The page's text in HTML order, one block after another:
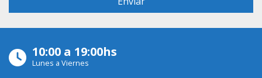
10:00 a 19:00hs
Lunes a Viernes